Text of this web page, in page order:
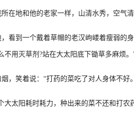
地和他的老家一样，山清水秀，空气清
到一个戴着草帽的老汉岣嵝着瘦弱的身
不用灭草剂?站在大太阳底下锄草多麻烦。
笑着说：“打药的菜吃了对人身体不好
太阳耗时耗力，种出来的菜不还和打农